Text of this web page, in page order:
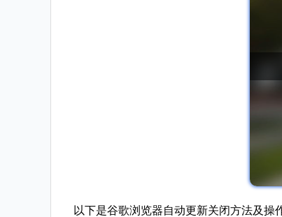
以下是谷歌浏览器自动更新关闭方法及操